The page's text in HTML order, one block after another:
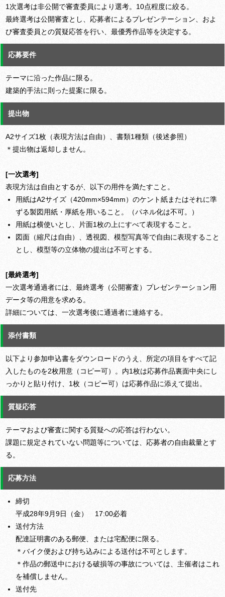
1次選考は非公開で審査委員により選考。10点程度に絞る。
最終選考は公開審査とし、応募者によるプレゼンテーション、およ
び審査委員との質疑応答を行い、最優秀作品等を決定する。
応募要件
テーマに沿った作品に限る。
建築的手法に則った提案に限る。
提出物
A2サイズ1枚（表現方法は自由）、書類1種類（後述参照）
＊提出物は返却しません。
[一次選考]
表現方法は自由とするが、以下の用件を満たすこと。
用紙はA2サイズ（420mm×594mm）のケント紙またはそれに準
ずる製図用紙・厚紙を用いること。（パネル化は不可。）
用紙は横使いとし、片面1枚の上にすべて表現すること。
図面（縮尺は自由）、透視図、模型写真等で自由に表現すること
とし、模型等の立体物の提出は不可とする。
[最終選考]
一次選考通過者には、最終選考（公開審査）プレゼンテーション用
データ等の用意を求める。
詳細については、一次選考後に通過者に連絡する。
添付書類
以下より参加申込書をダウンロードのうえ、所定の項目をすべて記
入したものを2枚用意（コピー可）。内1枚は応募作品裏面中央にし
っかりと貼り付け、1枚（コピー可）は応募作品に添えて提出。
質疑応答
テーマおよび審査に関する質疑への応答は行わない。
課題に規定されていない問題等については、応募者の自由裁量とす
る。
応募方法
締切
平成28年9月9日（金） 17:00必着
送付方法
配達証明書のある郵便、または宅配便に限る。
＊バイク便および持ち込みによる送付は不可とします。
＊作品の郵送中における破損等の事故については、主催者はこれ
を補償しません。
送付先